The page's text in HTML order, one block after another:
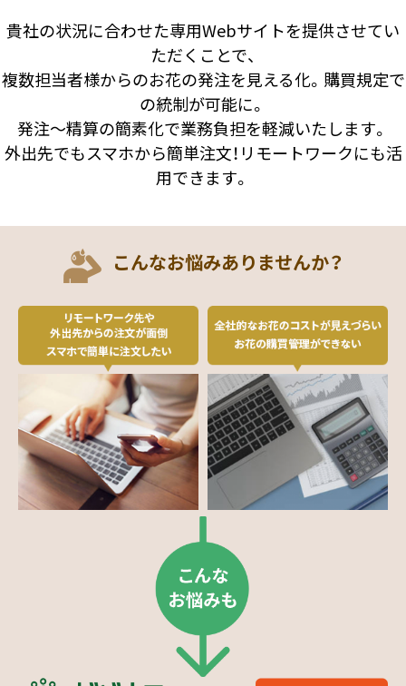
貴社の状況に合わせた専用Webサイトを提供させてい
ただくことで、
複数担当者様からのお花の発注を見える化。購買規定で
の統制が可能に。
発注～精算の簡素化で業務負担を軽減いたします。
外出先でもスマホから簡単注文！リモートワークにも活
用できます。
こんなお悩みありませんか？